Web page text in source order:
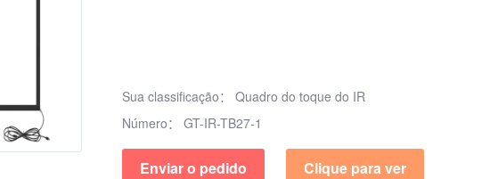
Sua classificação： Quadro do toque do IR
Número： GT-IR-TB27-1
Enviar o pedido Clique para ver